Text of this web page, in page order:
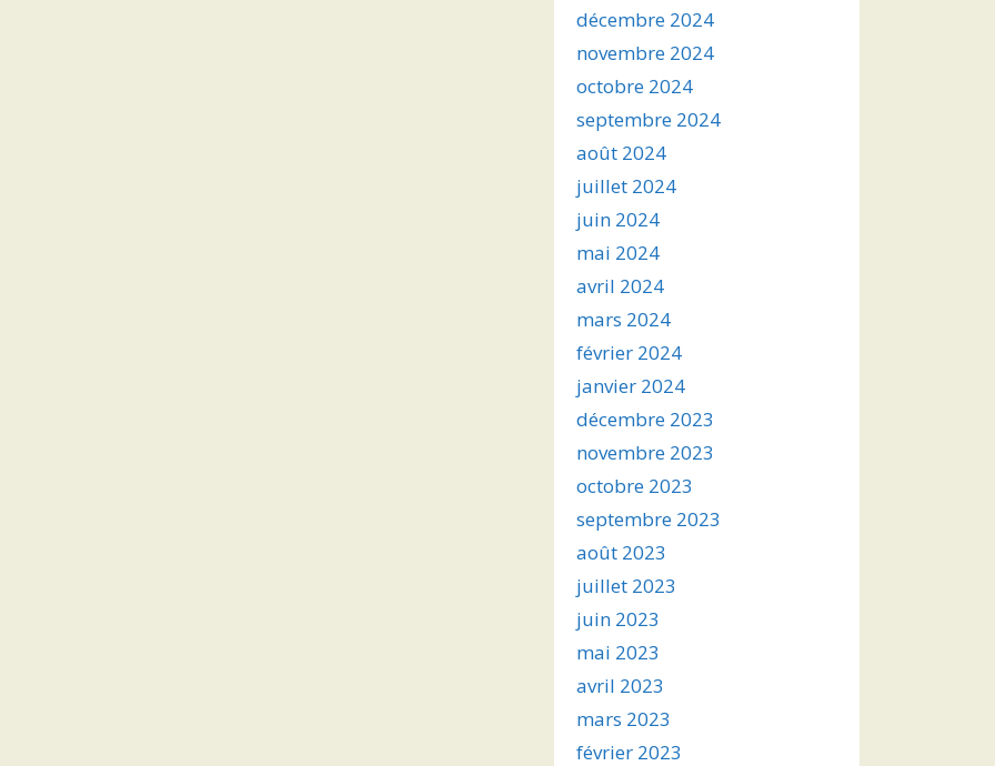
décembre 2024
novembre 2024
octobre 2024
septembre 2024
août 2024
juillet 2024
juin 2024
mai 2024
avril 2024
mars 2024
février 2024
janvier 2024
décembre 2023
novembre 2023
octobre 2023
septembre 2023
août 2023
juillet 2023
juin 2023
mai 2023
avril 2023
mars 2023
février 2023